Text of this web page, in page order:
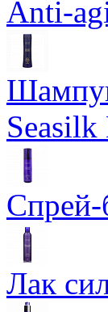
Anti-
Спрей-
Лак